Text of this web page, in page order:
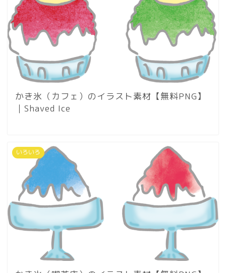
かき氷（カフェ）のイラスト素材【無料PNG】
｜Shaved Ice
いろいろ